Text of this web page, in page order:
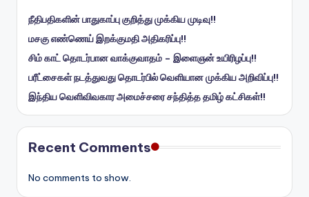
நீதிபதிகளின் பாதுகாப்பு குறித்து முக்கிய முடிவு!!
மசகு எண்ணெய் இறக்குமதி அதிகரிப்பு!!
சிம் காட் தொடர்பான வாக்குவாதம் – இளைஞன் உயிரிழப்பு!!
பரீட்சைகள் நடத்துவது தொடர்பில் வெளியான முக்கிய அறிவிப்பு!!
இந்திய வெளிவிவகார அமைச்சரை சந்தித்த தமிழ் கட்சிகள்!!
Recent Comments
No comments to show.